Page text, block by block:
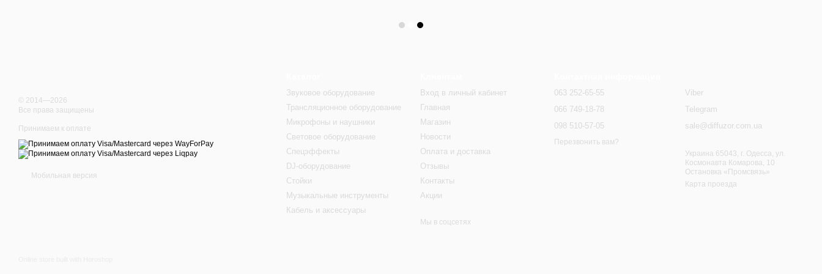
© 2014—2026
Все права защищены
Принимаем к оплате
Мобильная версия
Звуковое оборудование
Трансляционное оборудование
Микрофоны и наушники
Световое оборудование
Спецэффекты
DJ-оборудование
Стойки
Музыкальные инструменты
Кабель и аксессуары
Вход в личный кабинет
Главная
Магазин
Новости
Оплата и доставка
Отзывы
Контакты
Акции
Мы в соцсетях
063 252-65-55
066 749-18-78
098 510-57-05
Перезвонить вам?
Viber
Telegram
sale@diffuzor.com.ua
Украина 65043, г. Одесса, ул.
Космонавта Комарова, 10
Остановка «Промсвязь»
Карта проезда